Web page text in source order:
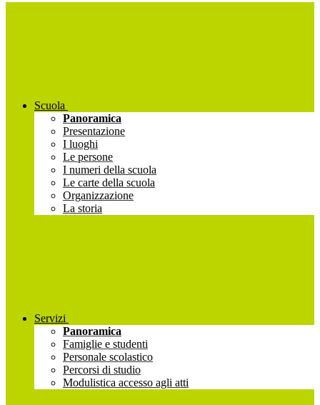
Scuola
Panoramica
Presentazione
I luoghi
Le persone
I numeri della scuola
Le carte della scuola
Organizzazione
La storia
Servizi
Panoramica
Famiglie e studenti
Personale scolastico
Percorsi di studio
Modulistica accesso agli atti